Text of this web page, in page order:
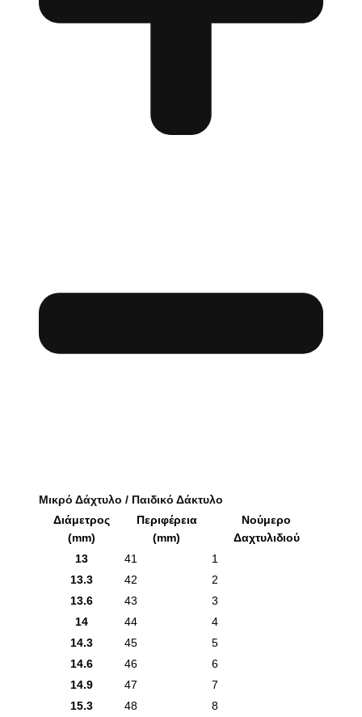
Μικρό Δάχτυλο / Παιδικό Δάκτυλο
Διάμετρος
(mm)
Περιφέρεια
(mm)
Νούμερο
Δαχτυλιδιού
13
41
1
13.3
42
2
13.6
43
3
14
44
4
14.3
45
5
14.6
46
6
14.9
47
7
15.3
48 8